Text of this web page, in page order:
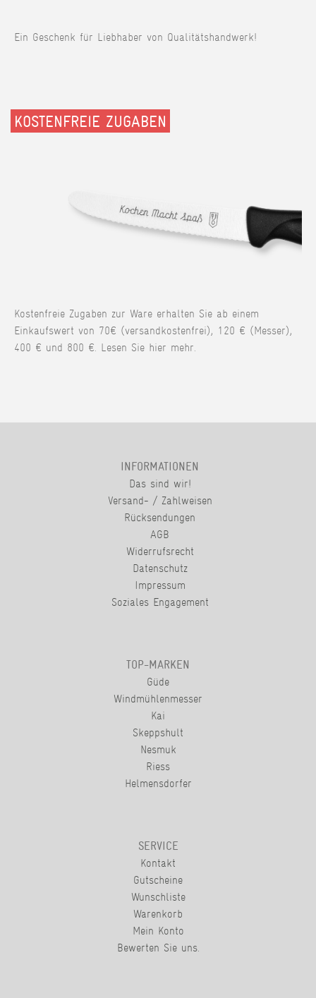
Ein Geschenk für Liebhaber von Qualitätshandwerk!
KOSTENFREIE ZUGABEN
Kostenfreie Zugaben zur Ware erhalten Sie ab einem
Einkaufswert von 70€ (versandkostenfrei), 120 € (Messer),
400 € und 800 €. Lesen Sie hier mehr.
INFORMATIONEN
Das sind wir!
Versand- / Zahlweisen
Rücksendungen
AGB
Widerrufsrecht
Datenschutz
Impressum
Soziales Engagement
TOP-MARKEN
Güde
Windmühlenmesser
Kai
Skeppshult
Nesmuk
Riess
Helmensdorfer
SERVICE
Kontakt
Gutscheine
Wunschliste
Warenkorb
Mein Konto
Bewerten Sie uns.